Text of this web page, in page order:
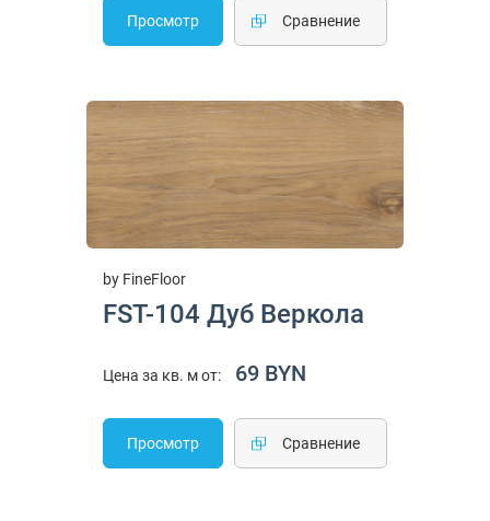
Просмотр Cравнение
by FineFloor
FST-104 Дуб Веркола
Цена за кв. м от: 69 BYN
Просмотр Cравнение